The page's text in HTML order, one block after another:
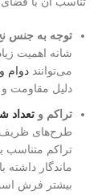
توجه به جنس
شانه اهمیت
می‌توانند دوام
دلیل مقاومت
تراکم و تعداد
طرح‌های
تراکم متناسب
ماندگار داشته
بیشتر فرش